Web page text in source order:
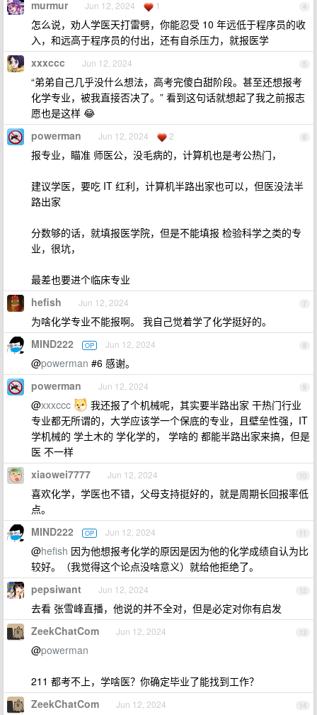
4
murmur Jun 12, 2024 1
怎么说，劝人学医天打雷劈，你能忍受 10 年远低于程序员的收
入，和远高于程序员的付出，还有自杀压力，就报医学
5
xxxccc Jun 12, 2024
“弟弟自己几乎没什么想法，高考完傻白甜阶段。甚至还想报考
化学专业，被我直接否决了。” 看到这句话就想起了我之前报志
愿也是这样 😂
6
powerman Jun 12, 2024 2
报专业，瞄准 师医公，没毛病的，计算机也是考公热门，
建议学医，要吃 IT 红利，计算机半路出家也可以，但医没法半
路出家
分数够的话，就填报医学院，但是不能填报 检验科学之类的专
业，很坑，
最差也要进个临床专业
7
hefish Jun 12, 2024
为啥化学专业不能报啊。 我自己觉着学了化学挺好的。
8
MIND222 OP Jun 12, 2024
@powerman #6 感谢。
9
powerman Jun 12, 2024
@xxxccc
我还报了个机械呢，其实要半路出家 干热门行业
专业都无所谓的，大学应该学一个保底的专业，且壁垒性强，IT
学机械的 学土木的 学化学的， 学啥的 都能半路出家来搞，但是
医 不一样
10
xiaowei7777 Jun 12, 2024
喜欢化学，学医也不错，父母支持挺好的，就是周期长回报率低
点。
11
MIND222 OP Jun 12, 2024
@hefish 因为他想报考化学的原因是因为他的化学成绩自认为比
较好。（我觉得这个论点没啥意义）就给他拒绝了。
12
pepsiwant Jun 12, 2024
去看 张雪峰直播，他说的并不全对，但是必定对你有启发
13
ZeekChatCom Jun 12, 2024
@powerman
211 都考不上，学啥医？你确定毕业了能找到工作？
14
ZeekChatCom Jun 12, 2024